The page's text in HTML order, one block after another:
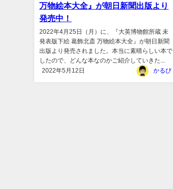
万物絵本大全』が朝日新聞出版より
発売中！
2022年4月25日（月）に、『大英博物館所蔵 未
発表版下絵 葛飾北斎 万物絵本大全』が朝日新聞
出版より発売されました。本当に素晴らしい本で
したので、どんな本なのかご紹介していきた...
2022年5月12日
かるび